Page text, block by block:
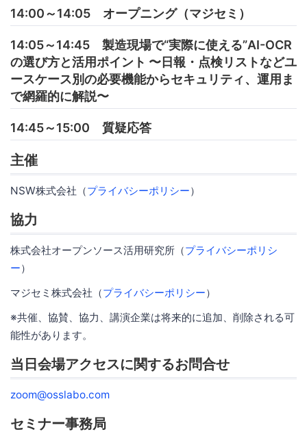
14:00～14:05 オープニング（マジセミ）
14:05～14:45 製造現場で“実際に使える”AI-OCR
の選び方と活用ポイント 〜日報・点検リストなどユ
ースケース別の必要機能からセキュリティ、運用ま
で網羅的に解説〜
14:45～15:00 質疑応答
主催
NSW株式会社（プライバシーポリシー）
協力
株式会社オープンソース活用研究所（プライバシーポリシ
ー）
マジセミ株式会社（プライバシーポリシー）
※共催、協賛、協力、講演企業は将来的に追加、削除される可
能性があります。
当日会場アクセスに関するお問合せ
zoom@osslabo.com
セミナー事務局